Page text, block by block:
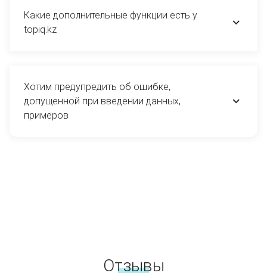
Какие дополнительные функции есть у
topiq.kz
Хотим предупредить об ошибке,
допущенной при введении данных,
примеров
Отзывы